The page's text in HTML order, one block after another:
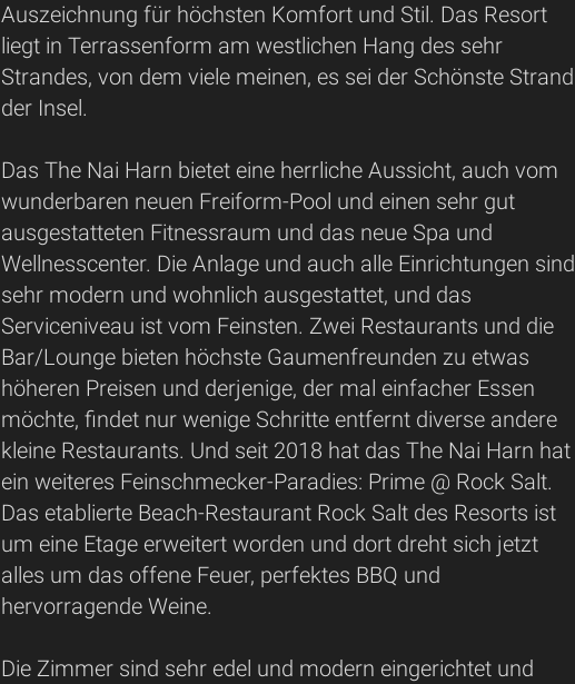
Auszeichnung für höchsten Komfort und Stil. Das Resort
liegt in Terrassenform am westlichen Hang des sehr
Strandes, von dem viele meinen, es sei der Schönste Strand
der Insel.
Das The Nai Harn bietet eine herrliche Aussicht, auch vom
wunderbaren neuen Freiform-Pool und einen sehr gut
ausgestatteten Fitnessraum und das neue Spa und
Wellnesscenter. Die Anlage und auch alle Einrichtungen sind
sehr modern und wohnlich ausgestattet, und das
Serviceniveau ist vom Feinsten. Zwei Restaurants und die
Bar/Lounge bieten höchste Gaumenfreunden zu etwas
höheren Preisen und derjenige, der mal einfacher Essen
möchte, findet nur wenige Schritte entfernt diverse andere
kleine Restaurants. Und seit 2018 hat das The Nai Harn hat
ein weiteres Feinschmecker-Paradies: Prime @ Rock Salt.
Das etablierte Beach-Restaurant Rock Salt des Resorts ist
um eine Etage erweitert worden und dort dreht sich jetzt
alles um das offene Feuer, perfektes BBQ und
hervorragende Weine.
Die Zimmer sind sehr edel und modern eingerichtet und